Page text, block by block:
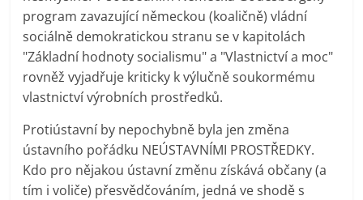
program zavazující německou (koaličně) vládní
sociálně demokratickou stranu se v kapitolách
"Základní hodnoty socialismu" a "Vlastnictví a moc"
rovněž vyjadřuje kriticky k výlučně soukormému
vlastnictví výrobních prostředků.
Protiústavní by nepochybně byla jen změna
ústavního pořádku NEÚSTAVNÍMI PROSTŘEDKY.
Kdo pro nějakou ústavní změnu získává občany (a
tím i voliče) přesvědčováním, jedná ve shodě s